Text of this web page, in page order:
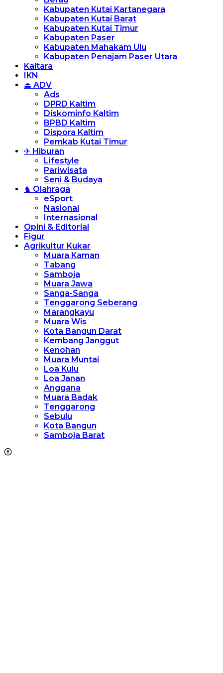
Kabupaten Kutai Kartanegara
Kabupaten Kutai Barat
Kabupaten Kutai Timur
Kabupaten Paser
Kabupaten Mahakam Ulu
Kabupaten Penajam Paser Utara
Kaltara
IKN
⏏ ADV
Ads
DPRD Kaltim
Diskominfo Kaltim
BPBD Kaltim
Dispora Kaltim
Pemkab Kutai Timur
✈ Hiburan
Lifestyle
Pariwisata
Seni & Budaya
♞ Olahraga
eSport
Nasional
Internasional
Opini & Editorial
Figur
Agrikultur Kukar
Muara Kaman
Tabang
Samboja
Muara Jawa
Sanga-Sanga
Tenggarong Seberang
Marangkayu
Muara Wis
Kota Bangun Darat
Kembang Janggut
Kenohan
Muara Muntai
Loa Kulu
Loa Janan
Anggana
Muara Badak
Tenggarong
Sebulu
Kota Bangun
Samboja Barat